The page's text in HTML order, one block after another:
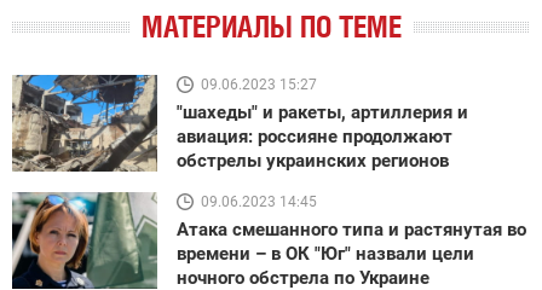
МАТЕРИАЛЫ ПО ТЕМЕ
09.06.2023 15:27
"шахеды" и ракеты, артиллерия и
авиация: россияне продолжают
обстрелы украинских регионов
09.06.2023 14:45
Атака смешанного типа и растянутая во
времени – в ОК "Юг" назвали цели
ночного обстрела по Украине